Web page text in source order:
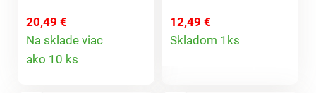
Tento očarujúci
aranžmán si
zamilujete.
20,49 €
Na sklade viac
ako 10 ks
Fax, Flake a Finn svieti
každý inak a
12,49 €
Skladom 1ks